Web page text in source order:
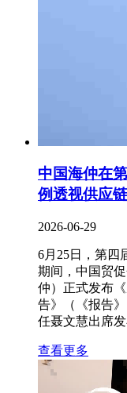
中国海仲在
例透视供应
2026-06-29
6月25日，第四
期间，中国贸
仲）正式发布
告》（《报告
任聂文慧出席
查看更多